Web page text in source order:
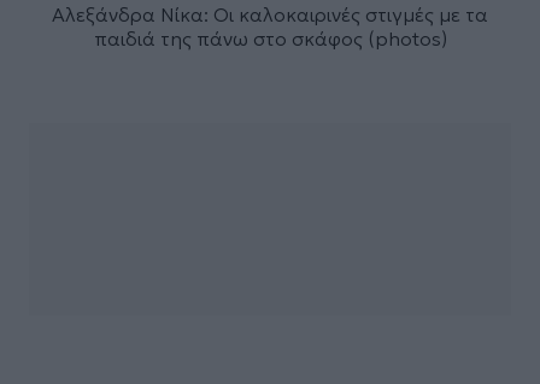
Αλεξάνδρα Νίκα: Οι καλοκαιρινές στιγμές με τα
παιδιά της πάνω στο σκάφος (photos)